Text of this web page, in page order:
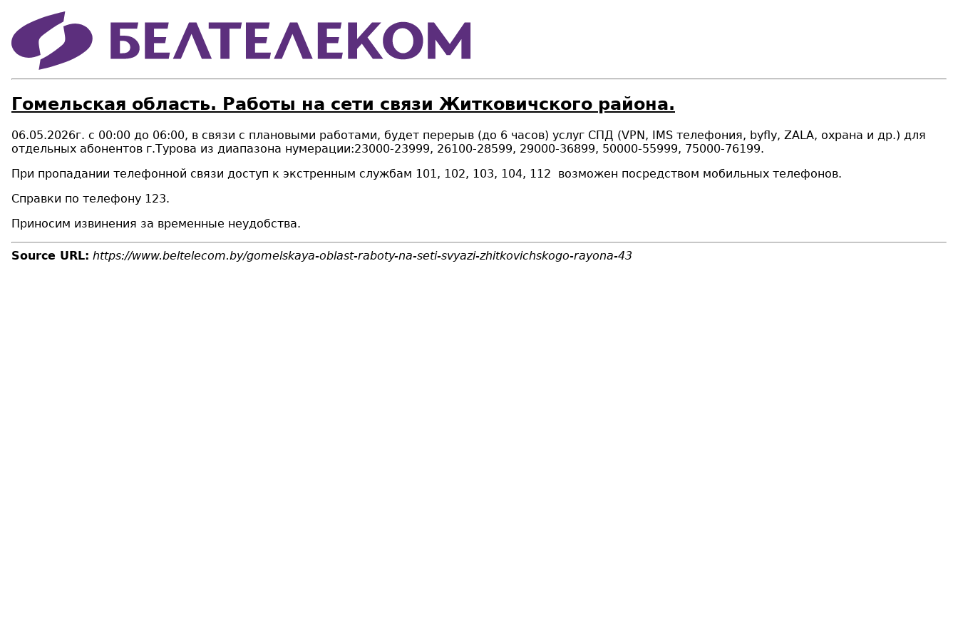
Гомельская область. Работы на сети связи Житковичского района.
06.05.2026г. с 00:00 до 06:00, в связи с плановыми работами, будет перерыв (до 6 часов) услуг СПД (VPN, IMS телефония, byfly, ZALA, охрана и др.) для
отдельных абонентов г.Турова из диапазона нумерации:23000-23999, 26100-28599, 29000-36899, 50000-55999, 75000-76199.
При пропадании телефонной связи доступ к экстренным службам 101, 102, 103, 104, 112 возможен посредством мобильных телефонов.
Справки по телефону 123.
Приносим извинения за временные неудобства.
Source URL: https://www.beltelecom.by/gomelskaya-oblast-raboty-na-seti-svyazi-zhitkovichskogo-rayona-43